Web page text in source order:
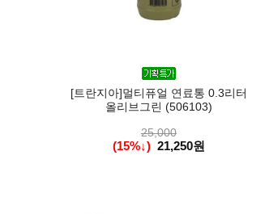
[트란지아]멀티퓨얼 연료통 0.3리터
올리브그린 (506103)
25,000
(15%↓) 21,250원